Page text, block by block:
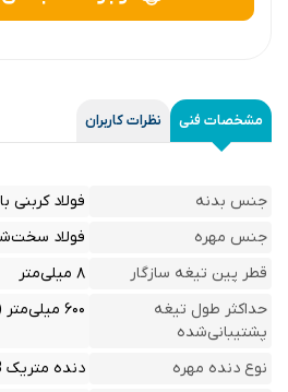
مشخصات فنی نظرات کاربران
جنس بدنه
فولاد کربنی
جنس مهره
فولاد
قطر پین تیغه سازگار
۸ میلی‌متر
حداکثر طول تیغه
پشتیبانی‌شده
۶۰۰ میلی‌متر (۲۴ اینچ)
نوع دنده مهره
دنده متریک M8 با گام ۱.۲۵